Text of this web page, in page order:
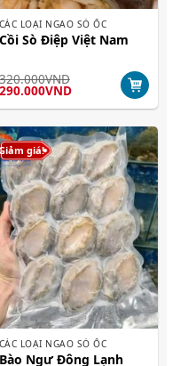
CÁC LOẠI NGAO SÒ ỐC
Cồi Sò Điệp Việt Nam
VND
Giá
290.000VNDGiá
tại
là:
290.000VND.
giá!
CÁC LOẠI NGAO SÒ ỐC
Bào Ngư Đông Lạnh